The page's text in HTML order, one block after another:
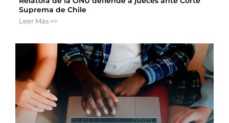
Suprema de Chile
Leer Más >>